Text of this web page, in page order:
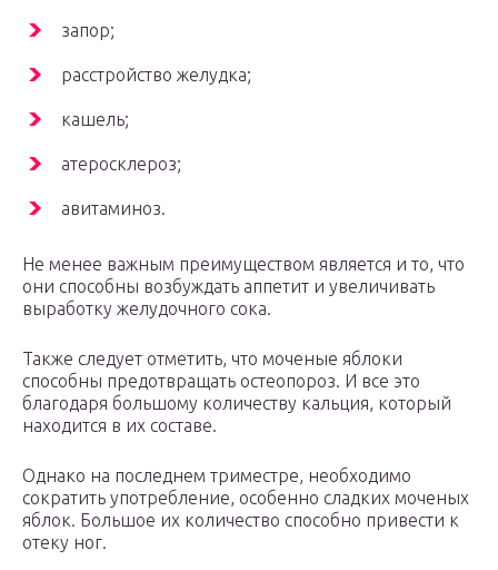
запор;
расстройство желудка;
кашель;
атеросклероз;
авитаминоз.
Не менее важным преимуществом является и то, что
они способны возбуждать аппетит и увеличивать
выработку желудочного сока.
Также следует отметить, что моченые яблоки
способны предотвращать остеопороз. И все это
благодаря большому количеству кальция, который
находится в их составе.
Однако на последнем триместре, необходимо
сократить употребление, особенно сладких моченых
яблок. Большое их количество способно привести к
отеку ног.